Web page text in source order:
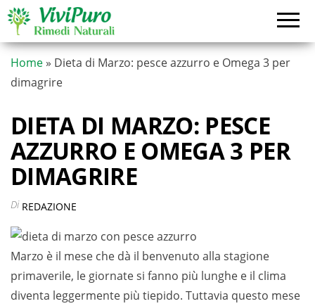
Vai
contenuto
Home » Dieta di Marzo: pesce azzurro e Omega 3 per
dimagrire
DIETA DI MARZO: PESCE
AZZURRO E OMEGA 3 PER
DIMAGRIRE
Di REDAZIONE
Marzo è il mese che dà il benvenuto alla stagione
primaverile, le giornate si fanno più lunghe e il clima
diventa leggermente più tiepido. Tuttavia questo mese